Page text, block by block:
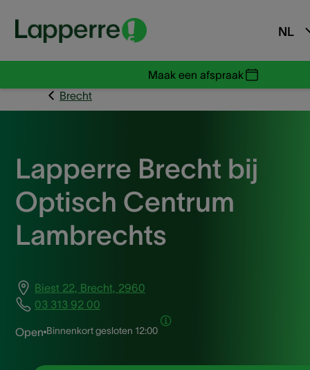
NL
Maak een afspraak
Brecht
Lapperre Brecht bij
Optisch Centrum
Lambrechts
Biest 22, Brecht, 2960
03 313 92 00
Open Binnenkort gesloten 12:00